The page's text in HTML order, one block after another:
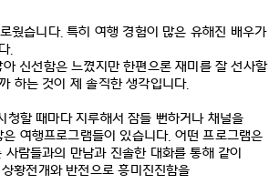
웠습니다.특히 여행 경험이 많은 유해진 배우가
.
신선함은 느꼈지만 한편으론 재미를 잘 선사할
하는 것이 제 솔직한 생각입니다.
할 때마다 지루해서 잠들 뻔하거나 채널을
은 여행프로그램들이 있습니다. 어떤 프로그램은
람들과의 만남과 진솔한 대화를 통해 같이
황전개와 반전으로 흥미진진함을